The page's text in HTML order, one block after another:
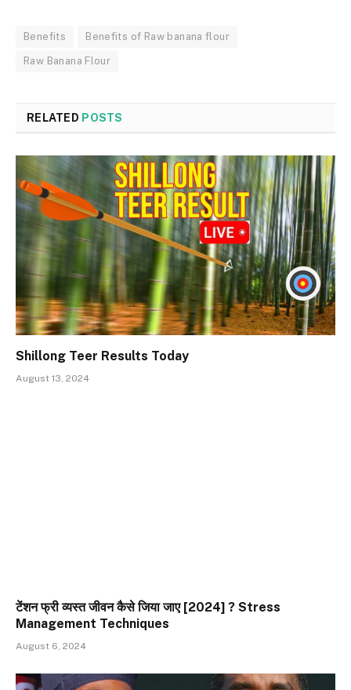
Benefits Benefits of Raw banana flour
Raw Banana Flour
RELATED POSTS
Shillong Teer Results Today
August 13, 2024
टेंशन फ्री व्यस्त जीवन कैसे जिया जाए [2024] ? Stress
Management Techniques
August 6, 2024